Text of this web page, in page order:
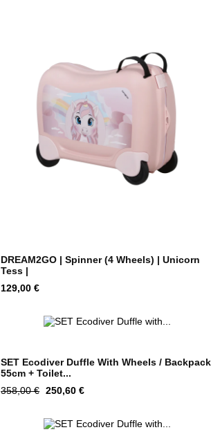
DREAM2GO | Spinner (4 Wheels) | Unicorn
Tess |
Hind
129,00 €
SET Ecodiver Duffle With Wheels / Backpack
55cm + Toilet...
Tavahind
358,00 € Hind
250,60 €